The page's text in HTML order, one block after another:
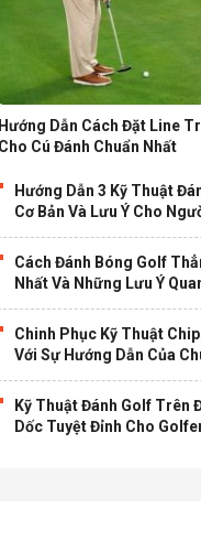
Hướng Dẫn Cách Đặt Line
Cho Cú Đánh Chuẩn Nhất
Hướng Dẫn 3 Kỹ Thuật
Cơ Bản Và Lưu Ý Cho
Cách Đánh Bóng Golf
Nhất Và Những Lưu Ý
Chinh Phục Kỹ Thuật
Với Sự Hướng Dẫn Của
Kỹ Thuật Đánh Golf Trên
Dốc Tuyệt Đỉnh Cho